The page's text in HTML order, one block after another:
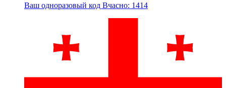
Ваш одноразовый код Вчасно: 1414